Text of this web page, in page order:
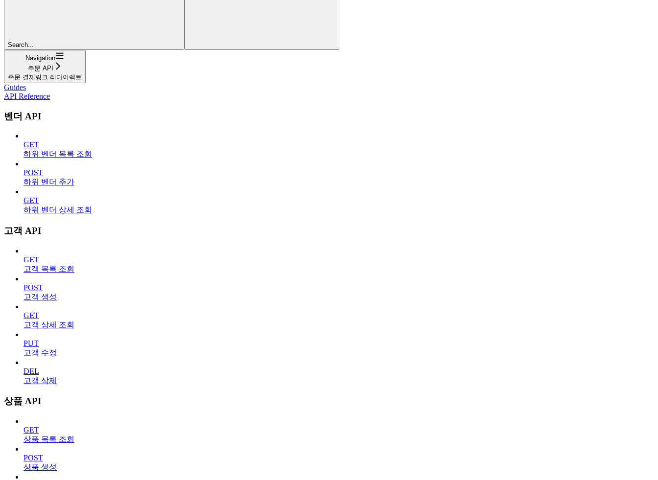
Search...
Navigation
주문 API
주문 결제링크 리다이렉트
Guides
API Reference
벤더 API
GET
하위 벤더 목록 조회
POST
하위 벤더 추가
GET
하위 벤더 상세 조회
고객 API
GET
고객 목록 조회
POST
고객 생성
GET
고객 상세 조회
PUT
고객 수정
DEL
고객 삭제
상품 API
GET
상품 목록 조회
POST
상품 생성